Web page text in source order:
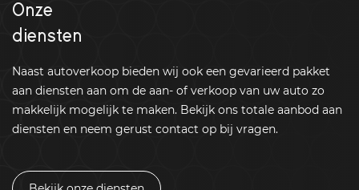
Onze
diensten
Naast autoverkoop bieden wij ook een gevarieerd pakket
aan diensten aan om de aan- of verkoop van uw auto zo
makkelijk mogelijk te maken. Bekijk ons totale aanbod aan
diensten en neem gerust contact op bij vragen.